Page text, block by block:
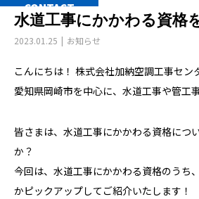
CONTACT
水道工事にかかわる資格
2023.01.25 お知らせ
こんにちは！ 株式会社加納空調工事セン
愛知県岡崎市を中心に、水道工事や管工
皆さまは、水道工事にかかわる資格につ
か？
今回は、水道工事にかかわる資格のうち
かピックアップしてご紹介いたします！